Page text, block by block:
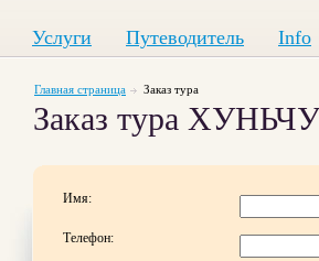
Услуги Путеводитель Info
Главная страница Заказ тура
Заказ тура
Имя:
Телефон: